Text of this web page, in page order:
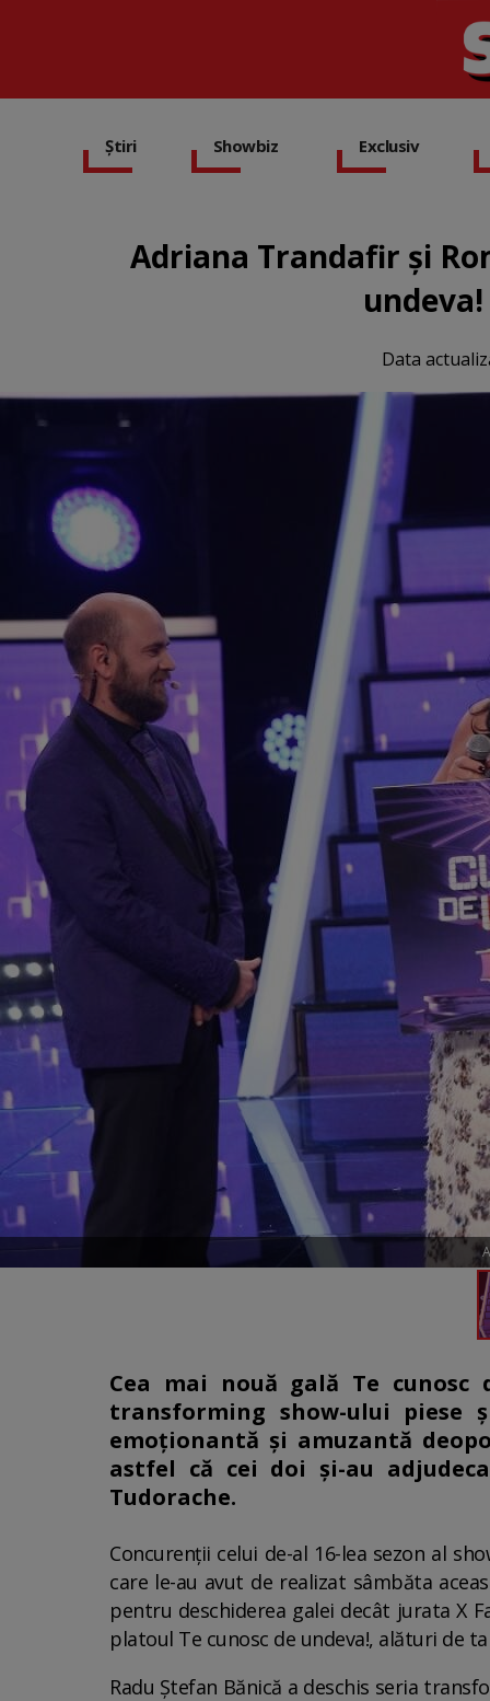
Știri Showbiz Exclusiv
Adriana Trandafir și
Data
Cea mai nouă gală Te
transforming show-ului
emoţionantă şi amuzantă
astfel că cei doi şi-au
Tudorache.
Concurenții celui de-al 16-lea sezon al
care le-au avut de realizat sâmbăta
pentru deschiderea galei decât jurata X
platoul Te cunosc de undeva!, alături de
Radu Ştefan Bănică a deschis seria